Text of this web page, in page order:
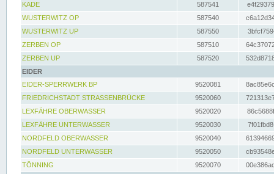
KADE
587541
WUSTERWITZ OP
587540
WUSTERWITZ UP
587550
ZERBEN OP
587510
ZERBEN UP
587520
EIDER
EIDER-SPERRWERK BP
9520081
FRIEDRICHSTADT STRASSENBRÜCKE
9520060
LEXFÄHRE OBERWASSER
9520020
LEXFÄHRE UNTERWASSER
9520030
NORDFELD OBERWASSER
9520040
NORDFELD UNTERWASSER
9520050
TÖNNING
9520070